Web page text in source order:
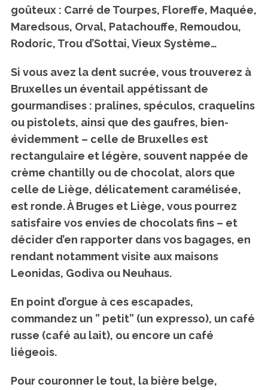
goûteux : Carré de Tourpes, Floreffe, Maquée,
Maredsous, Orval, Patachouffe, Remoudou,
Rodoric, Trou d’Sottai, Vieux Système…
Si vous avez la dent sucrée, vous trouverez à
Bruxelles un éventail appétissant de
gourmandises : pralines, spéculos, craquelins
ou pistolets, ainsi que des gaufres, bien-
évidemment – celle de Bruxelles est
rectangulaire et légère, souvent nappée de
crème chantilly ou de chocolat, alors que
celle de Liège, délicatement caramélisée,
est ronde. À Bruges et Liège, vous pourrez
satisfaire vos envies de chocolats fins – et
décider d’en rapporter dans vos bagages, en
rendant notamment visite aux maisons
Leonidas, Godiva ou Neuhaus.
En point d’orgue à ces escapades,
commandez un ” petit” (un expresso), un café
russe (café au lait), ou encore un café
liégeois.
Pour couronner le tout, la bière belge,